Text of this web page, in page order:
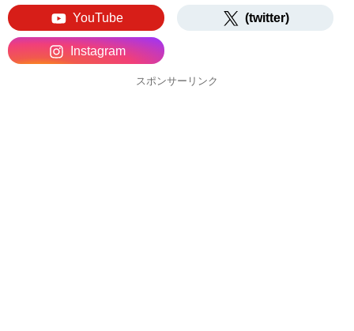
YouTube (twitter)
Instagram
スポンサーリンク